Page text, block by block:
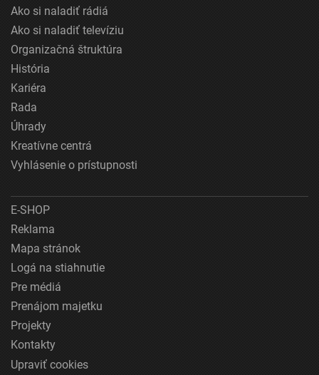
Ako si naladiť rádiá
Ako si naladiť televíziu
Organizačná štruktúra
História
Kariéra
Rada
Úhrady
Kreatívne centrá
Vyhlásenie o prístupnosti
E-SHOP
Reklama
Mapa stránok
Logá na stiahnutie
Pre médiá
Prenájom majetku
Projekty
Kontakty
Upraviť cookies